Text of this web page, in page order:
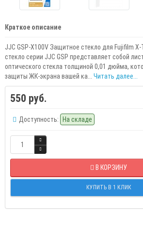
Краткое описание
JJC GSP-X100V Защитное стекло для Fujifilm
стекло серии JJC GSP представляет собой
оптического стекла толщиной 0,01 дюйма,
защиты ЖК-экрана вашей ка... Читать далее...
550 руб.
Доступность: На складе
В КОРЗИНУ
КУПИТЬ В 1 КЛИК